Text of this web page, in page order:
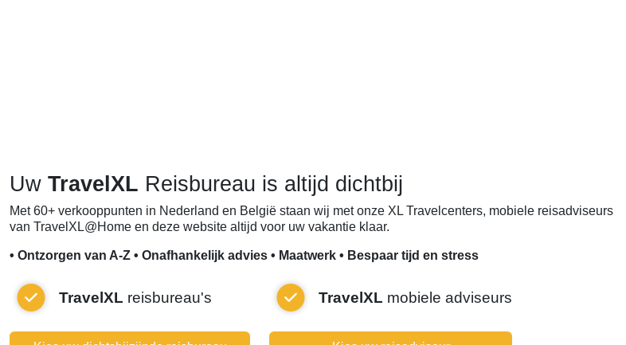
Uw TravelXL Reisbureau is altijd dichtbij
Met 60+ verkooppunten in Nederland en België staan wij met onze XL Travelcenters, mobiele reisadviseurs
van TravelXL@Home en deze website altijd voor uw vakantie klaar.
• Ontzorgen van A-Z • Onafhankelijk advies • Maatwerk • Bespaar tijd en stress
TravelXL reisbureau's TravelXL mobiele adviseurs